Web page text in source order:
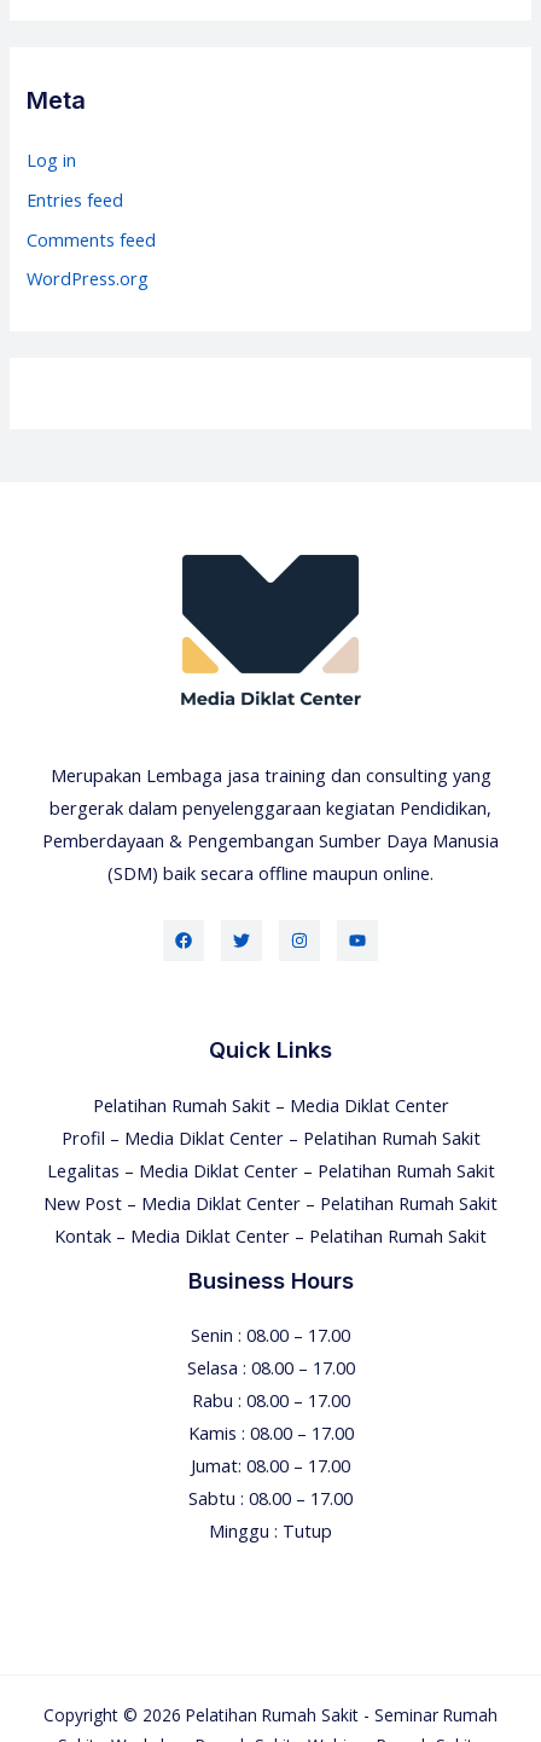
g
r
i
Meta
Log in
Entries feed
Comments feed
WordPress.org
Merupakan Lembaga jasa training dan consulting yang
bergerak dalam penyelenggaraan kegiatan Pendidikan,
Pemberdayaan & Pengembangan Sumber Daya Manusia
(SDM) baik secara offline maupun online.
Quick Links
Pelatihan Rumah Sakit – Media Diklat Center
Profil – Media Diklat Center – Pelatihan Rumah Sakit
Legalitas – Media Diklat Center – Pelatihan Rumah Sakit
New Post – Media Diklat Center – Pelatihan Rumah Sakit
Kontak – Media Diklat Center – Pelatihan Rumah Sakit
Business Hours
Senin : 08.00 – 17.00
Selasa : 08.00 – 17.00
Rabu : 08.00 – 17.00
Kamis : 08.00 – 17.00
Jumat: 08.00 – 17.00
Sabtu : 08.00 – 17.00
Minggu : Tutup
Copyright © 2026 Pelatihan Rumah Sakit - Seminar Rumah